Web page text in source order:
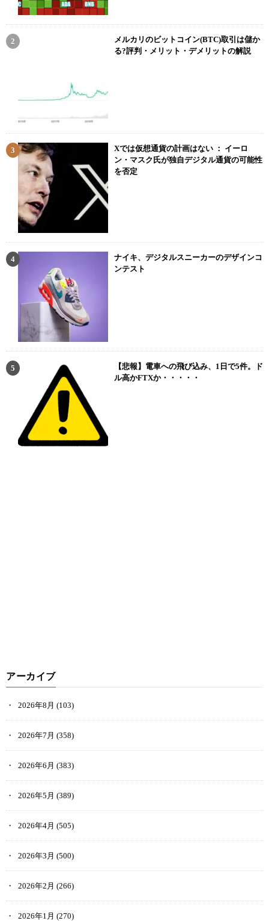
メルカリのビットコイン(BTC)取引は儲か
る?評判・メリット・デメリットの解説
Xでは仮想通貨の計画はない ： イーロ
ン・マスク氏が独自デジタル通貨の可能性
を否定
ナイキ、デジタルスニーカーのデザインコ
ンテスト
【悲報】電車への飛び込み、1日で5件。ド
ル高かFTXか・・・・・
アーカイブ
2026年8月 (103)
2026年7月 (358)
2026年6月 (383)
2026年5月 (389)
2026年4月 (505)
2026年3月 (500)
2026年2月 (266)
2026年1月 (270)